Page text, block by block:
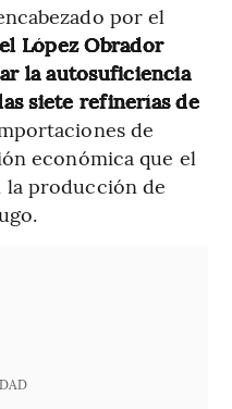
por el
López Obrador
la autosuficiencia
siete refinerías de
de
económica que el
la producción de